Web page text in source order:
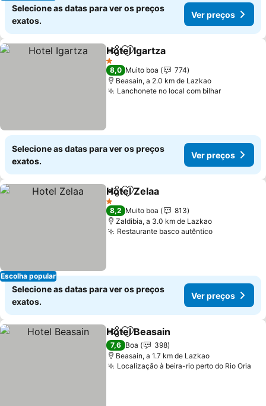
Selecione as datas para ver os preços
exatos.
Ver preços
PartilharAdicionar aos favoritos
Hotel Igartza
1 Estrelas
8,0 Muito boa
774
Beasain, a 2.0 km de Lazkao
Lanchonete no local com bilhar
Selecione as datas para ver os preços
exatos.
Ver preços
Escolha popular
PartilharAdicionar aos favoritos
Hotel Zelaa
1 Estrelas
8,2 Muito boa
813
Zaldibia, a 3.0 km de Lazkao
Restaurante basco autêntico
Selecione as datas para ver os preços
exatos.
Ver preços
PartilharAdicionar aos favoritos
Hotel Beasain
7,6 Boa
398
Beasain, a 1.7 km de Lazkao
Localização à beira-rio perto do Rio Oria